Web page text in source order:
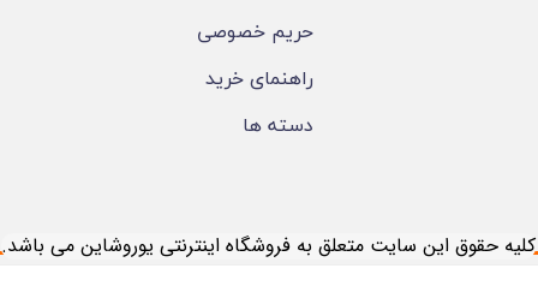
​کلیه حقوق این سایت متعلق به فروشگاه اینترنتی یوروشاین می باشد.
حریم خصوصی
راهنمای خرید
دسته ها